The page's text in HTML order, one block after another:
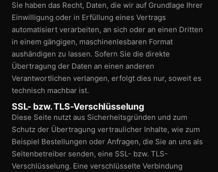
Sie haben das Recht, Daten, die wir auf Grundlage Ihrer
Einwilligung oder in Erfüllung eines Vertrags
automatisiert verarbeiten, an sich oder an einen Dritten
in einem gängigen, maschinen­lesbaren Format
aushändigen zu lassen. Sofern Sie die direkte
Übertragung der Daten an einen anderen
Verantwortlichen verlangen, erfolgt dies nur, soweit es
technisch machbar ist.
SSL- bzw. TLS-Verschlüsselung
Diese Seite nutzt aus Sicherheits­gründen und zum
Schutz der Übertragung vertraulicher Inhalte, wie zum
Beispiel Bestellungen oder Anfragen, die Sie an uns als
Seitenbetreiber senden, eine SSL- bzw. TLS-
Verschlüsselung. Eine verschlüsselte Verbindung